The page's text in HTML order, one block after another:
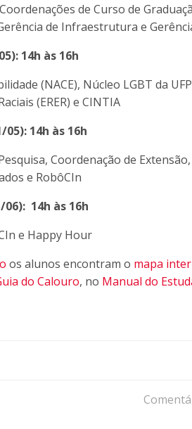
de Curso de
de Infraestrutura e
14h às 16h
(NACE), Núcleo LGBT da
(ERER) e CINTIA
14h às 16h
Coordenação de
e RobôCIn
14h às 16h
e Happy Hour
os alunos encontram o mapa
do Calouro, no Manual do